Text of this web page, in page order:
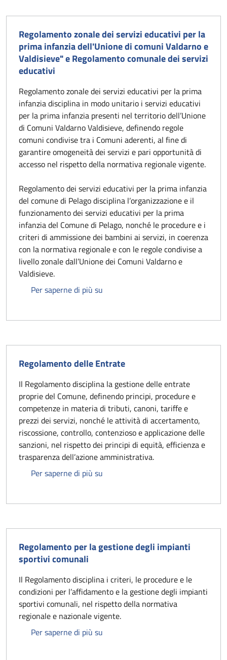
Regolamento zonale dei servizi educativi per la
prima infanzia dell'Unione di comuni Valdarno e
Valdisieve" e Regolamento comunale dei servizi
educativi
Regolamento zonale dei servizi educativi per la prima
infanzia disciplina in modo unitario i servizi educativi
per la prima infanzia presenti nel territorio dell’Unione
di Comuni Valdarno Valdisieve, definendo regole
comuni condivise tra i Comuni aderenti, al fine di
garantire omogeneità dei servizi e pari opportunità di
accesso nel rispetto della normativa regionale vigente.
Regolamento dei servizi educativi per la prima infanzia
del comune di Pelago disciplina l’organizzazione e il
funzionamento dei servizi educativi per la prima
infanzia del Comune di Pelago, nonché le procedure e i
criteri di ammissione dei bambini ai servizi, in coerenza
con la normativa regionale e con le regole condivise a
livello zonale dall’Unione dei Comuni Valdarno e
Valdisieve.
Per saperne di più su
Regolamento delle Entrate
Il Regolamento disciplina la gestione delle entrate
proprie del Comune, definendo principi, procedure e
competenze in materia di tributi, canoni, tariffe e
prezzi dei servizi, nonché le attività di accertamento,
riscossione, controllo, contenzioso e applicazione delle
sanzioni, nel rispetto dei principi di equità, efficienza e
trasparenza dell’azione amministrativa.
Per saperne di più su
Regolamento per la gestione degli impianti
sportivi comunali
Il Regolamento disciplina i criteri, le procedure e le
condizioni per l’affidamento e la gestione degli impianti
sportivi comunali, nel rispetto della normativa
regionale e nazionale vigente.
Per saperne di più su